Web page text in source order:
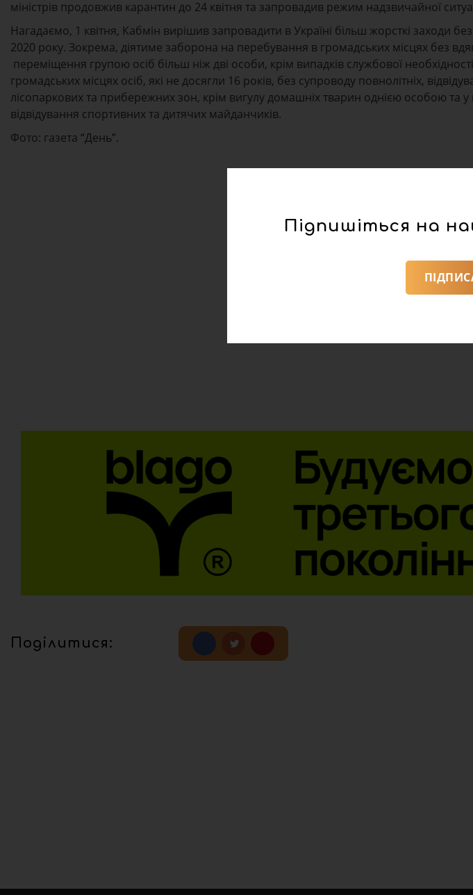
міністрів продовжив карантин до 24 квітня та запровадив режим надзвичайної
Нагадаємо, 1 квітня, Кабмін вирішив запровадити в Україні більш жорсткі заходи
2020 року. Зокрема, діятиме заборона на перебування в громадських місцях без
переміщення групою осіб більш ніж дві особи, крім випадків службової
громадських місцях осіб, які не досягли 16 років, без супроводу повнолітніх,
лісопаркових та прибережних зон, крім вигулу домашніх тварин однією особою та у
відвідування спортивних та дитячих майданчиків.
Фото: газета “День”.
Поділитися:
Підпишіться на